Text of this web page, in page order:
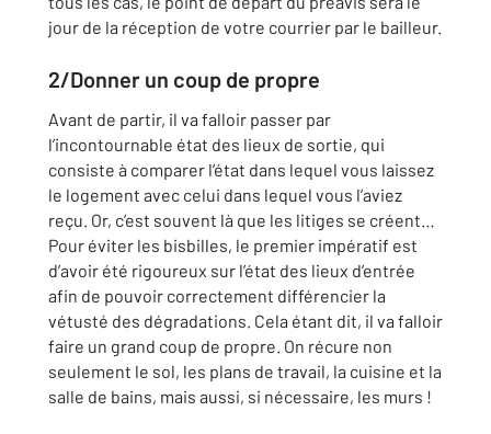
jour de la réception de votre courrier par le bailleur.
2/Donner un coup de propre
Avant de partir, il va falloir passer par
l’incontournable état des lieux de sortie, qui
consiste à comparer l’état dans lequel vous laissez
le logement avec celui dans lequel vous l’aviez
reçu. Or, c’est souvent là que les litiges se créent…
Pour éviter les bisbilles, le premier impératif est
d’avoir été rigoureux sur l’état des lieux d’entrée
afin de pouvoir correctement différencier la
vétusté des dégradations. Cela étant dit, il va falloir
faire un grand coup de propre. On récure non
seulement le sol, les plans de travail, la cuisine et la
salle de bains, mais aussi, si nécessaire, les murs !